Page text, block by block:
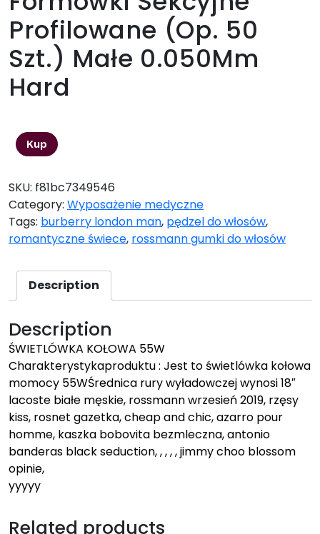
Profilowane (Op. 50
Szt.) Małe 0.050Mm
Hard
Kup
SKU: f81bc7349546
Category: Wyposażenie medyczne
Tags: burberry london man, pędzel do włosów,
romantyczne świece, rossmann gumki do włosów
Description
Description
ŚWIETLÓWKA KOŁOWA 55W
Charakterystykaproduktu : Jest to świetlówka kołowa
momocy 55WŚrednica rury wyładowczej wynosi 18″
lacoste białe męskie, rossmann wrzesień 2019, rzęsy
kiss, rosnet gazetka, cheap and chic, azarro pour
homme, kaszka bobovita bezmleczna, antonio
banderas black seduction, , , , , jimmy choo blossom
opinie,
yyyyy
Related products